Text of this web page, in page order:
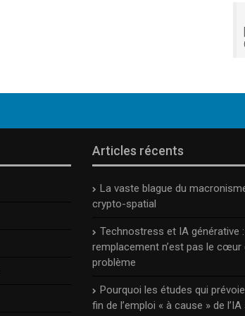
Articles récents
La vaste blague du
crypto-spatial
Technostress et IA générative
remplacement n’est pas le cœur
problème
Pourquoi les études qui
fin de l’emploi « à cause » de l’IA